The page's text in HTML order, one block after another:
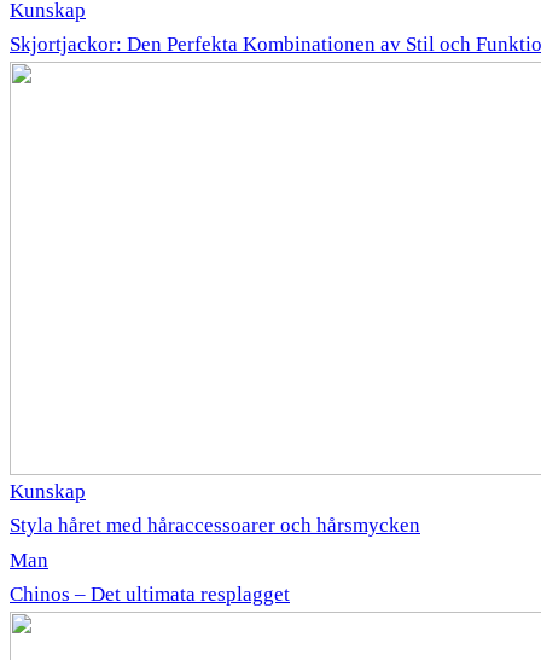
Kunskap
Skjortjackor: Den Perfekta Kombinationen av Stil och
Kunskap
Styla håret med håraccessoarer och hårsmycken
Man
Chinos – Det ultimata resplagget